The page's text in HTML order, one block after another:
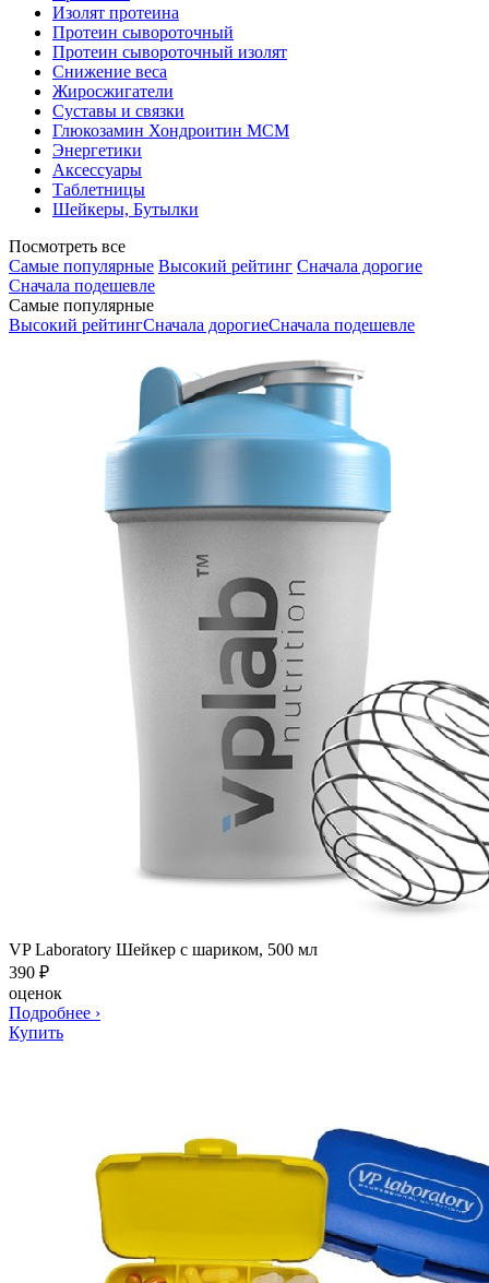
Изолят протеина
Протеин сывороточный
Протеин сывороточный изолят
Снижение веса
Жиросжигатели
Суставы и связки
Глюкозамин Хондроитин МСМ
Энергетики
Аксессуары
Таблетницы
Шейкеры, Бутылки
Посмотреть все
Самые популярные Высокий рейтинг Сначала дорогие
Сначала подешевле
Самые популярные
Высокий рейтингСначала дорогиеСначала подешевле
VP Laboratory Шейкер с шариком, 500 мл
390 ₽
оценок
Подробнее ›
Купить